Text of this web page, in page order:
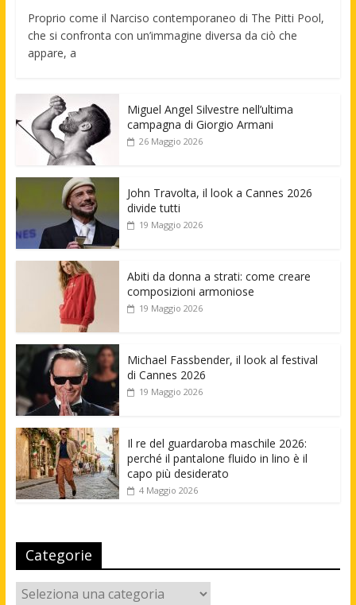
Proprio come il Narciso contemporaneo di The Pitti Pool,
che si confronta con un’immagine diversa da ciò che
appare, a
Miguel Angel Silvestre nell’ultima
campagna di Giorgio Armani
26 Maggio 2026
John Travolta, il look a Cannes 2026
divide tutti
19 Maggio 2026
Abiti da donna a strati: come creare
composizioni armoniose
19 Maggio 2026
Michael Fassbender, il look al festival
di Cannes 2026
19 Maggio 2026
Il re del guardaroba maschile 2026:
perché il pantalone fluido in lino è il
capo più desiderato
4 Maggio 2026
Categorie
Categorie